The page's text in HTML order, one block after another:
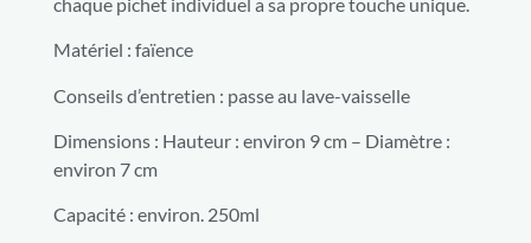
Matériel : faïence
Conseils d’entretien : passe au lave-vaisselle
Dimensions : Hauteur : environ 9 cm – Diamètre :
environ 7 cm
Capacité : environ. 250ml